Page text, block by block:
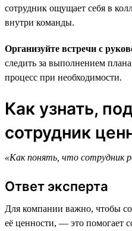
сотрудник ощущает себя в
внутри команды.
Организуйте встречи с
следить за выполнением
процесс при необходимости.
Как узнать,
сотрудник
«Как понять, что сотрудник
Ответ эксперта
Для компании важно, чтобы
её ценности, — это помогает